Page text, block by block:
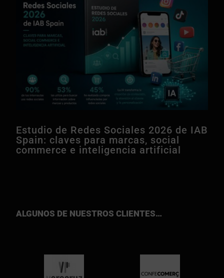
Estudio de Redes Sociales 2026 de IAB
Spain: claves para marcas, social
commerce e inteligencia artificial
ALGUNOS DE NUESTROS CLIENTES…